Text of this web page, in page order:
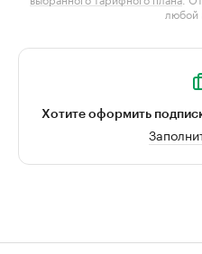
любой
Хотите оформить